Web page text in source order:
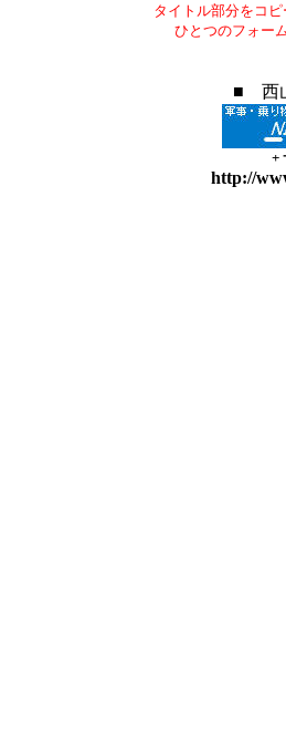
タイトル部分をコ
ひとつのフォー
■ 西
+
http://